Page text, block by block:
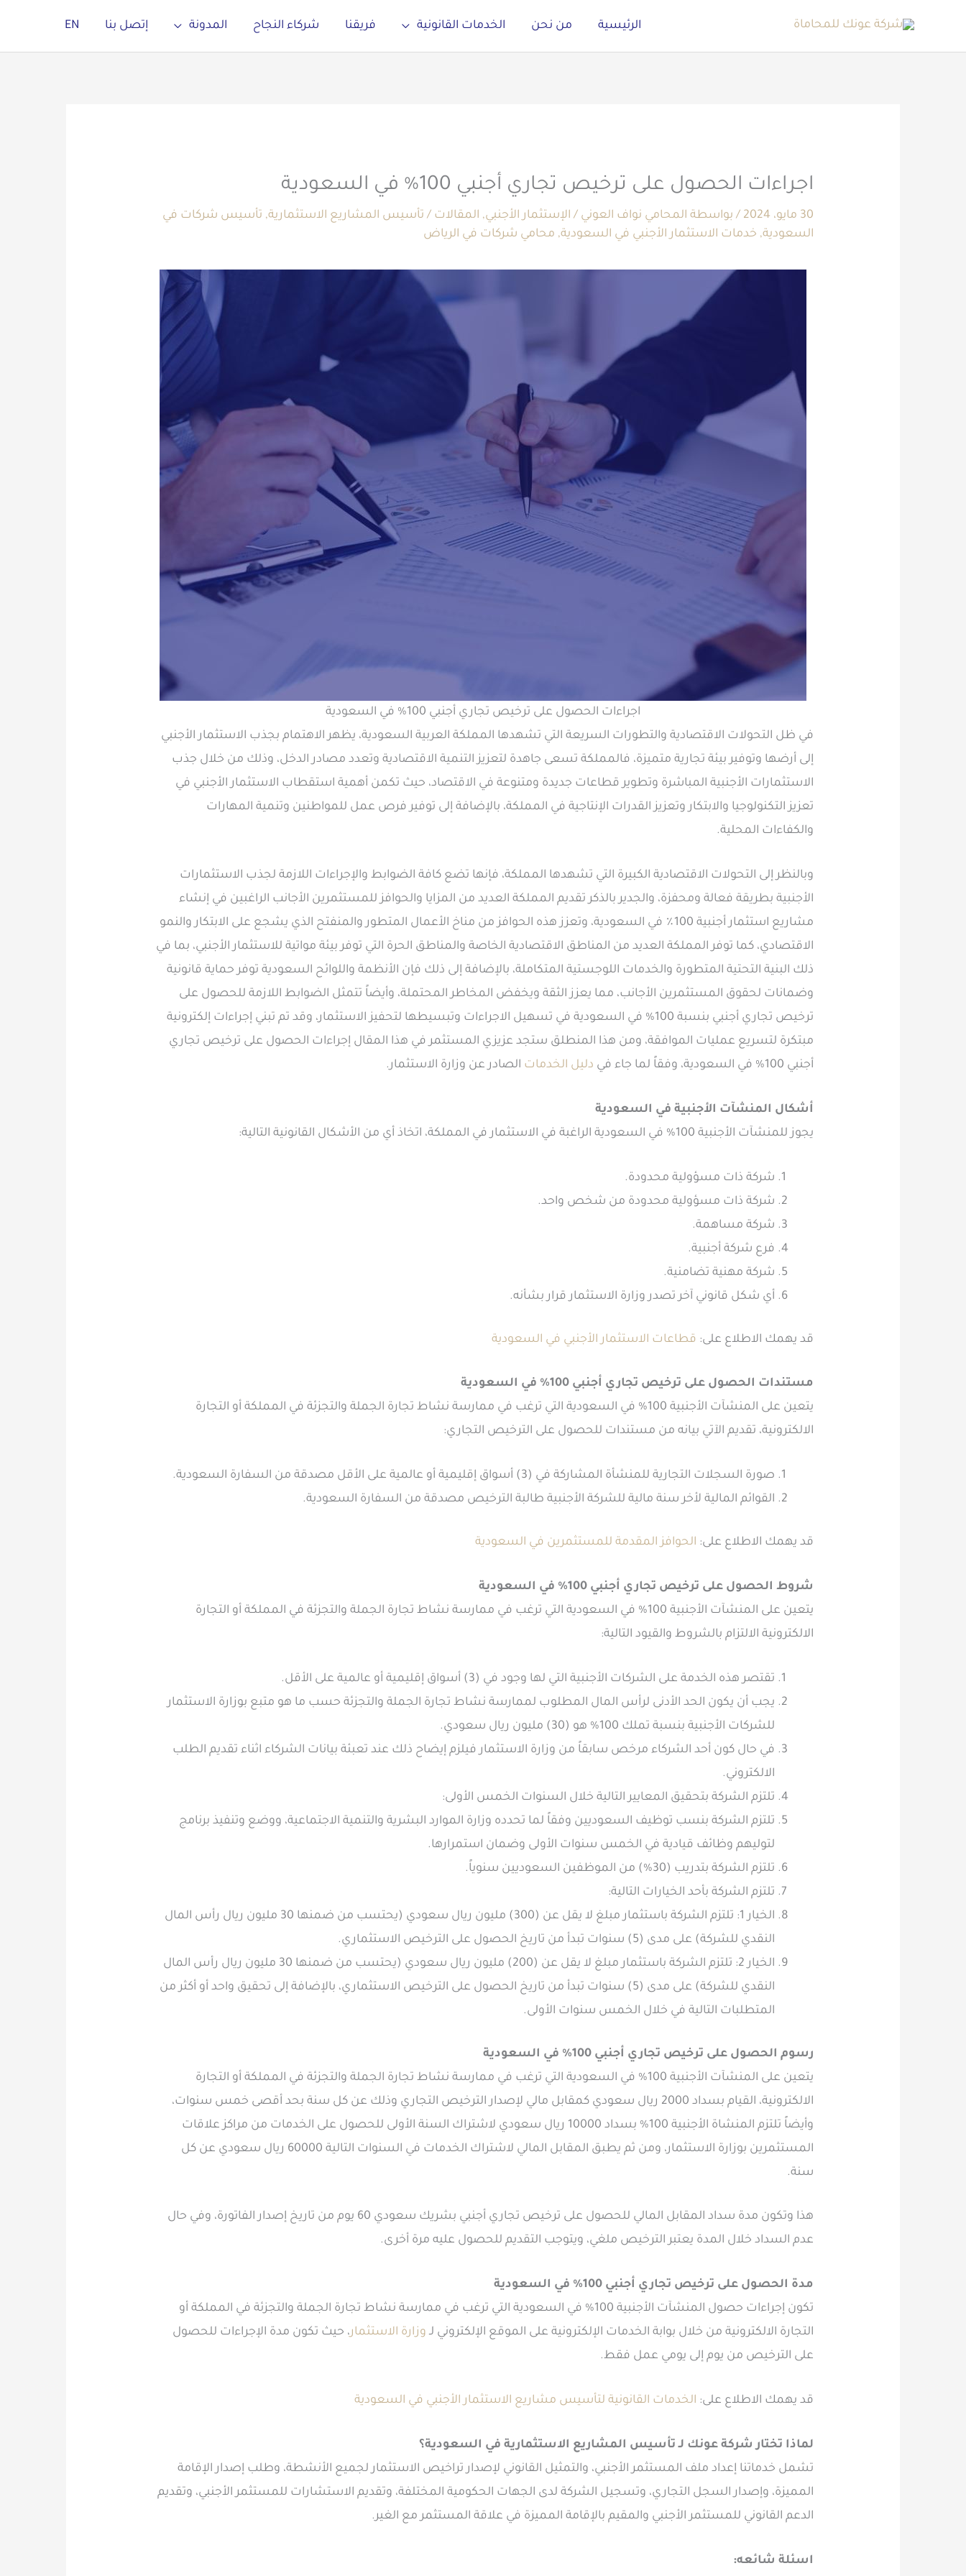
الرئيسية من نحن الخدمات القانونية فريقنا شركاء النجاح المدونة إتصل بنا EN
اجراءات الحصول على ترخيص تجاري أجنبي 100% في السعودية
30 مايو، 2024 / بواسطة المحامي نواف العوني/ الإستثمار الأجنبي, المقالات / تأسيس المشاريع الاستثمارية, تأسيس شركات في
السعودية, خدمات الاستثمار الأجنبي في السعودية, محامي شركات في الرياض
اجراءات الحصول على ترخيص تجاري أجنبي 100% في السعودية
في ظل التحولات الاقتصادية والتطورات السريعة التي تشهدها المملكة العربية السعودية، يظهر الاهتمام بجذب الاستثمار الأجنبي
إلى أرضها وتوفير بيئة تجارية متميزة، فالمملكة تسعى جاهدة لتعزيز التنمية الاقتصادية وتعدد مصادر الدخل، وذلك من خلال جذب
الاستثمارات الأجنبية المباشرة وتطوير قطاعات جديدة ومتنوعة في الاقتصاد، حيث تكمن أهمية استقطاب الاستثمار الأجنبي في
تعزيز التكنولوجيا والابتكار وتعزيز القدرات الإنتاجية في المملكة، بالإضافة إلى توفير فرص عمل للمواطنين وتنمية المهارات
والكفاءات المحلية.
وبالنظر إلى التحولات الاقتصادية الكبيرة التي تشهدها المملكة، فإنها تضع كافة الضوابط والإجراءات اللازمة لجذب الاستثمارات
الأجنبية بطريقة فعالة ومحفزة، والجدير بالذكر تقديم المملكة العديد من المزايا والحوافز للمستثمرين الأجانب الراغبين في إنشاء
مشاريع استثمار أجنبية 100٪ في السعودية، وتعزز هذه الحوافز من مناخ الأعمال المتطور والمنفتح الذي يشجع على الابتكار والنمو
الاقتصادي، كما توفر المملكة العديد من المناطق الاقتصادية الخاصة والمناطق الحرة التي توفر بيئة مواتية للاستثمار الأجنبي، بما في
ذلك البنية التحتية المتطورة والخدمات اللوجستية المتكاملة، بالإضافة إلى ذلك فإن الأنظمة واللوائح السعودية توفر حماية قانونية
وضمانات لحقوق المستثمرين الأجانب، مما يعزز الثقة ويخفض المخاطر المحتملة، وأيضاً تتمثل الضوابط اللازمة للحصول على
ترخيص تجاري أجنبي بنسبة 100% في السعودية في تسهيل الاجراءات وتبسيطها لتحفيز الاستثمار، وقد تم تبني إجراءات إلكترونية
مبتكرة لتسريع عمليات الموافقة، ومن هذا المنطلق ستجد عزيزي المستثمر في هذا المقال إجراءات الحصول على ترخيص تجاري
أجنبي 100% في السعودية، وفقاً لما جاء في
دليل الخدمات الصادر عن وزارة الاستثمار.
أشكال المنشآت الأجنبية في السعودية
يجوز للمنشآت الأجنبية 100% في السعودية الراغبة في الاستثمار في المملكة، اتخاذ أي من الأشكال القانونية التالية:
شركة ذات مسؤولية محدودة.
شركة ذات مسؤولية محدودة من شخص واحد.
شركة مساهمة.
فرع شركة أجنبية.
شركة مهنية تضامنية.
أي شكل قانوني آخر تصدر وزارة الاستثمار قرار بشأنه.
قد يهمك الاطلاع على: قطاعات الاستثمار الأجنبي في السعودية
مستندات الحصول على ترخيص تجاري أجنبي 100% في السعودية
يتعين على المنشآت الأجنبية 100% في السعودية التي ترغب في ممارسة نشاط تجارة الجملة والتجزئة في المملكة أو التجارة
الالكترونية، تقديم الآتي بيانه من مستندات للحصول على الترخيص التجاري:
صورة السجلات التجارية للمنشأة المشاركة في (3) أسواق إقليمية أو عالمية على الأقل مصدقة من السفارة السعودية.
القوائم المالية لأخر سنة مالية للشركة الأجنبية طالبة الترخيص مصدقة من السفارة السعودية.
قد يهمك الاطلاع على: الحوافز المقدمة للمستثمرين في السعودية
شروط الحصول على ترخيص تجاري أجنبي 100% في السعودية
يتعين على المنشآت الأجنبية 100% في السعودية التي ترغب في ممارسة نشاط تجارة الجملة والتجزئة في المملكة أو التجارة
الالكترونية الالتزام بالشروط والقيود التالية:
تقتصر هذه الخدمة على الشركات الأجنبية التي لها وجود في (3) أسواق إقليمية أو عالمية على الأقل.
يجب أن يكون الحد الأدنى لرأس المال المطلوب لممارسة نشاط تجارة الجملة والتجزئة حسب ما هو متبع بوزارة الاستثمار
للشركات الأجنبية بنسبة تملك 100% هو (30) مليون ريال سعودي.
في حال كون أحد الشركاء مرخص سابقاً من وزارة الاستثمار فيلزم إيضاح ذلك عند تعبئة بيانات الشركاء اثناء تقديم الطلب
الالكتروني.
تلتزم الشركة بتحقيق المعايير التالية خلال السنوات الخمس الأولى:
تلتزم الشركة بنسب توظيف السعوديين وفقاً لما تحدده وزارة الموارد البشرية والتنمية الاجتماعية، ووضع وتنفيذ برنامج
لتوليهم وظائف قيادية في الخمس سنوات الأولى وضمان استمرارها.
تلتزم الشركة بتدريب (30%) من الموظفين السعوديين سنوياً.
تلتزم الشركة بأحد الخيارات التالية:
الخيار 1: تلتزم الشركة باستثمار مبلغ لا يقل عن (300) مليون ريال سعودي (يحتسب من ضمنها 30 مليون ريال رأس المال
النقدي للشركة) على مدى (5) سنوات تبدأ من تاريخ الحصول على الترخيص الاستثماري.
الخيار 2: تلتزم الشركة باستثمار مبلغ لا يقل عن (200) مليون ريال سعودي (يحتسب من ضمنها 30 مليون ريال رأس المال
النقدي للشركة) على مدى (5) سنوات تبدأ من تاريخ الحصول على الترخيص الاستثماري، بالإضافة إلى تحقيق واحد أو أكثر من
المتطلبات التالية في خلال الخمس سنوات الأولى.
رسوم الحصول على ترخيص تجاري أجنبي 100% في السعودية
يتعين على المنشآت الأجنبية 100% في السعودية التي ترغب في ممارسة نشاط تجارة الجملة والتجزئة في المملكة أو التجارة
الالكترونية، القيام بسداد 2000 ريال سعودي كمقابل مالي لإصدار الترخيص التجاري وذلك عن كل سنة بحد أقصى خمس سنوات،
وأيضاً تلتزم المنشاة الأجنبية 100% بسداد 10000 ريال سعودي لاشتراك السنة الأولى للحصول على الخدمات من مراكز علاقات
المستثمرين بوزارة الاستثمار، ومن ثم يطبق المقابل المالي لاشتراك الخدمات في السنوات التالية 60000 ريال سعودي عن كل
سنة.
هذا وتكون مدة سداد المقابل المالي للحصول على ترخيص تجاري أجنبي بشريك سعودي 60 يوم من تاريخ إصدار الفاتورة، وفي حال
عدم السداد خلال المدة يعتبر الترخيص ملغي، ويتوجب التقديم للحصول عليه مرة أخرى.
مدة الحصول على ترخيص تجاري أجنبي 100% في السعودية
تكون إجراءات حصول المنشآت الأجنبية 100% في السعودية التي ترغب في ممارسة نشاط تجارة الجملة والتجزئة في المملكة أو
التجارة الالكترونية من خلال بوابة الخدمات الإلكترونية على الموقع الإلكتروني لـ وزارة الاستثمار، حيث تكون مدة الإجراءات للحصول
على الترخيص من يوم إلى يومي عمل فقط.
قد يهمك الاطلاع على: الخدمات القانونية لتأسيس مشاريع الاستثمار الأجنبي في السعودية
لماذا تختار شركة عونك لـ تأسيس المشاريع الاستثمارية في السعودية؟
تشمل خدماتنا إعداد ملف المستثمر الأجنبي، والتمثيل القانوني لإصدار تراخيص الاستثمار لجميع الأنشطة، وطلب إصدار الإقامة
المميزة، وإصدار السجل التجاري، وتسجيل الشركة لدى الجهات الحكومية المختلفة، وتقديم الاستشارات للمستثمر الأجنبي، وتقديم
الدعم القانوني للمستثمر الأجنبي والمقيم بالإقامة المميزة في علاقة المستثمر مع الغير.
اسئلة شائعه: